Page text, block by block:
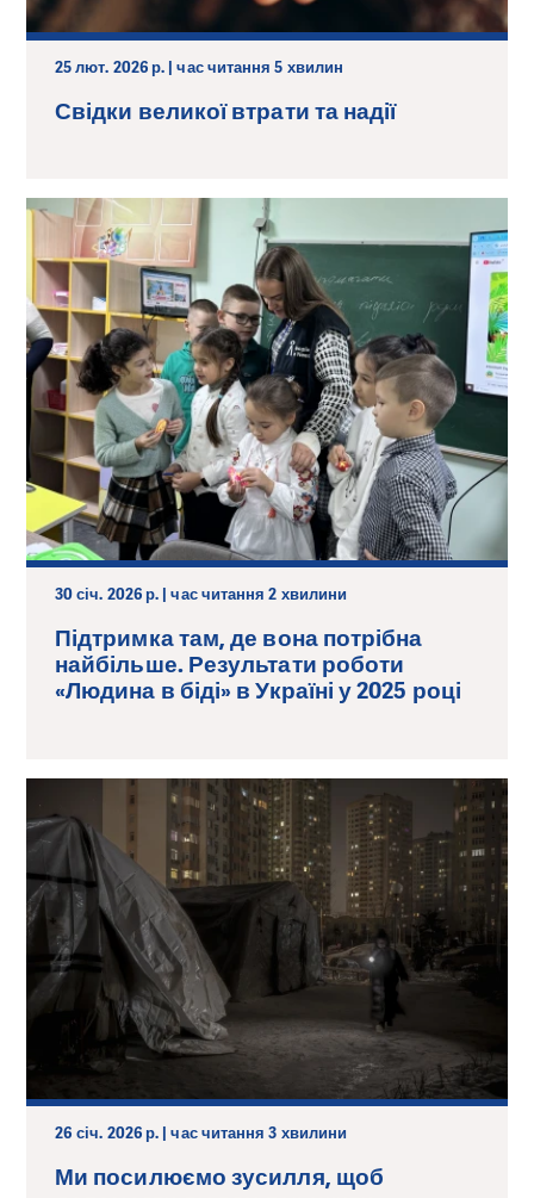
25 лют. 2026 р. | час читання 5 хвилин
Свідки великої втрати та надії
30 січ. 2026 р. | час читання 2 хвилини
Підтримка там, де вона потрібна
найбільше. Результати роботи
«Людина в біді» в Україні у 2025 році
26 січ. 2026 р. | час читання 3 хвилини
Ми посилюємо зусилля, щоб